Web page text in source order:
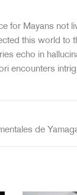
for Mayans not
this world to
echo in
encounters
de